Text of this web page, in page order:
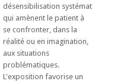
désensibilisation systématique
qui amènent le patient à
se confronter, dans la
réalité ou en imagination,
aux situations
problématiques.
L'exposition favorise un